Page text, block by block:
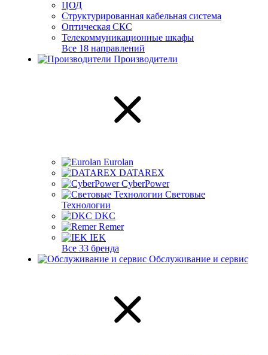
ЦОД
Структурированная кабельная система
Оптическая СКС
Телекоммуникационные шкафы
Все 18 направлений
Производители
Eurolan
DATAREX
CyberPower
Световые
Технологии
DKC
Remer
IEK
Все 33 бренда
Обслуживание и сервис